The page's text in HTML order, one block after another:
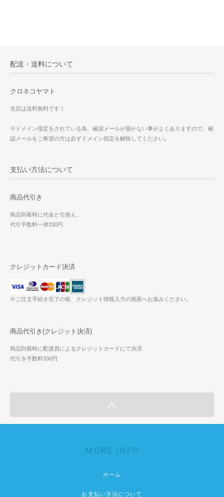
配送・送料について
クロネコヤマト
当店は送料無料です！
※ドメイン指定をされている為、確認メールが届かない事がよくありますので、確
認メールをご希望の方は必ずドメイン指定を解除してください｡
支払い方法について
商品代引き
商品到着時に代金と引換え。
代引手数料一律330円
クレジットカード決済
※ご注文手続き完了の後、クレジット情報入力の画面へお進みください。
商品代引き(クレジット決済)
商品到着時に配達員によるクレジットカードにて決済
代引き手数料330円
MORE INFO
ホーム
お支払い方法について